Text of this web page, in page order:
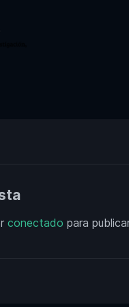
conectado para